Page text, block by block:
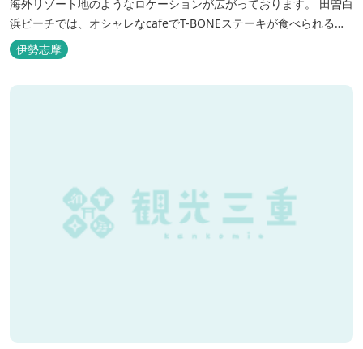
海外リゾート地のようなロケーションが広がっております。 田曽白
浜ビーチでは、オシャレなcafeでT-BONEステーキが食べられる。
又、海を見ながら黄昏るのもよし、アクティブにマリンアクティビ
ティ・スカイダイビング・ヘリコプタークルージングを体験するこ
ともできます。 是非、田曽白浜にございます施設紹介のVTRをご参
伊勢志摩